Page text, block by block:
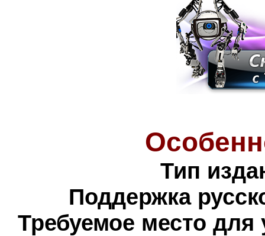
Тип
Поддержка
Требуемое место